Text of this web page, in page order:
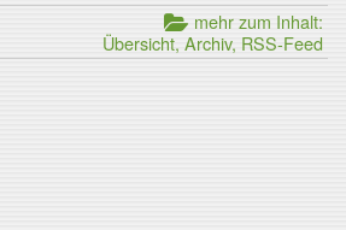
mehr zum Inhalt:
Übersicht, Archiv, RSS-Feed